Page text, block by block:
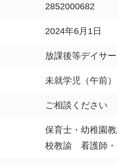
2852000682
2024年6月1日
放課後等デイサ
未就学児（午前
ご相談ください
保育士・幼稚園
校教諭 看護師